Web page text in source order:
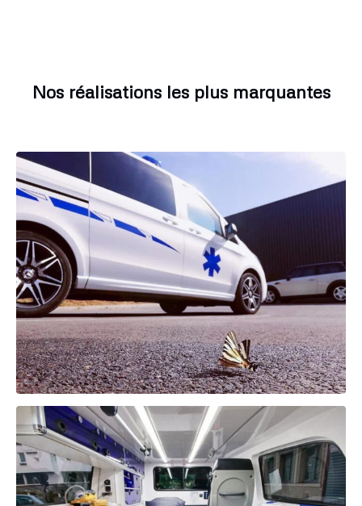
Nos réalisations les plus marquantes